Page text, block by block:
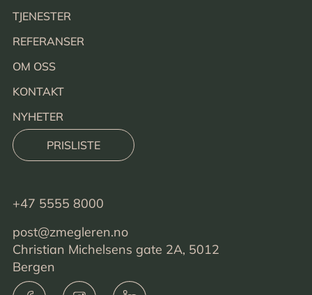
TJENESTER
REFERANSER
OM OSS
KONTAKT
NYHETER
PRISLISTE
+47 5555 8000
post@zmegleren.no
Christian Michelsens gate 2A, 5012
Bergen